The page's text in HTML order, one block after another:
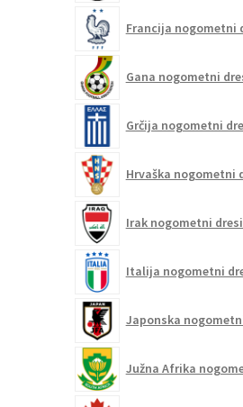
Francija nogometni
Gana nogometni
Grčija nogometni
Hrvaška nogometni
Irak nogometni dresi
Italija nogometni
Japonska
Južna Afrika